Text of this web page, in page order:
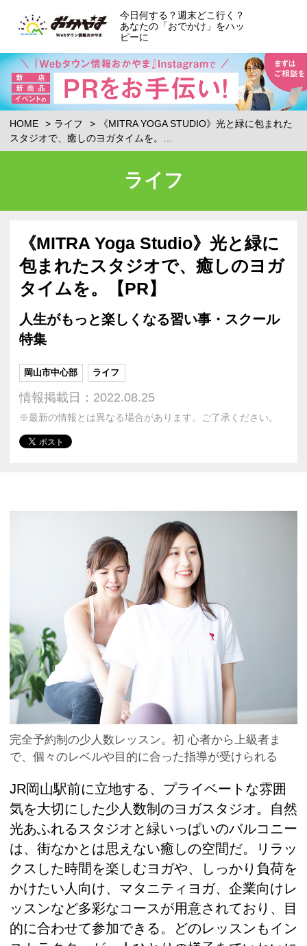
今日何する？週末どこ行く？
あなたの「おでかけ」をハッ
ピーに
HOME ライフ
《MITRA YOGA STUDIO》光と緑に包まれた
スタジオで、癒しのヨガタイムを。…
ライフ
《MITRA Yoga Studio》光と緑に
包まれたスタジオで、癒しのヨガ
タイムを。【PR】
人生がもっと楽しくなる習い事・スクール
特集
岡山市中心部 ライフ
情報掲載日：2022.08.25
※最新の情報とは異なる場合があります。ご了承ください。
完全予約制の少人数レッスン。初 心者から上級者ま
で、個々のレベルや目的に合った指導が受けられる
JR岡山駅前に立地する、プライベートな雰囲
気を大切にした少人数制のヨガスタジオ。自然
光あふれるスタジオと緑いっぱいのバルコニー
は、街なかとは思えない癒しの空間だ。リラッ
クスした時間を楽しむヨガや、しっかり負荷を
かけたい人向け、マタニティヨガ、企業向けレ
ッスンなど多彩なコースが用意されており、目
的に合わせて参加できる。どのレッスンもイン